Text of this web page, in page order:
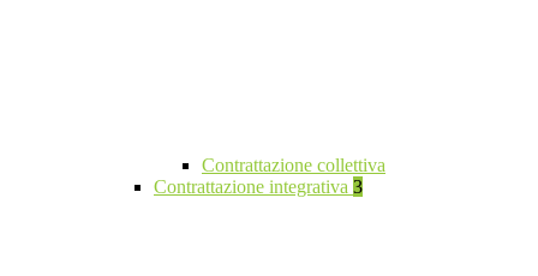
Contrattazione collettiva
Contrattazione integrativa 3